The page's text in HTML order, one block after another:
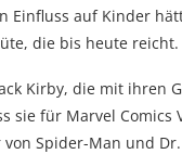
Einfluss auf Kinder
die bis heute reicht.
Kirby, die mit ihren
sie für Marvel Comics
Spider-Man und